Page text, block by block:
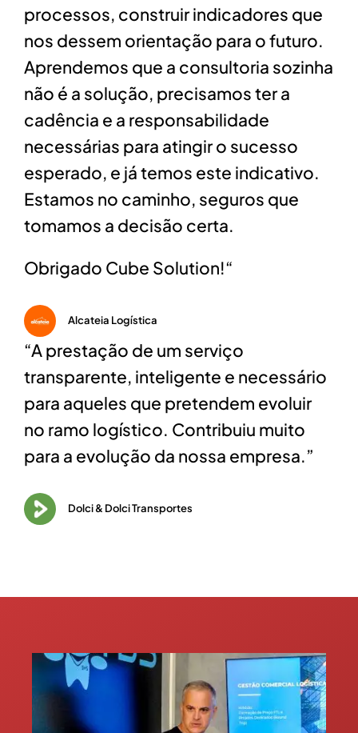
processos, construir indicadores que
nos dessem orientação para o futuro.
Aprendemos que a consultoria sozinha
não é a solução, precisamos ter a
cadência e a responsabilidade
necessárias para atingir o sucesso
esperado, e já temos este indicativo.
Estamos no caminho, seguros que
tomamos a decisão certa.
Obrigado Cube Solution!“
Alcateia Logística
“A prestação de um serviço
transparente, inteligente e necessário
para aqueles que pretendem evoluir
no ramo logístico. Contribuiu muito
para a evolução da nossa empresa.”
Dolci & Dolci Transportes